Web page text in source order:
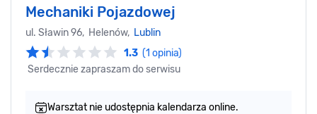
Mechaniki Pojazdowej
ul. Sławin 96, Helenów, Lublin
1.3 (1 opinia)
Serdecznie zapraszam do serwisu
Warsztat nie udostępnia kalendarza online.